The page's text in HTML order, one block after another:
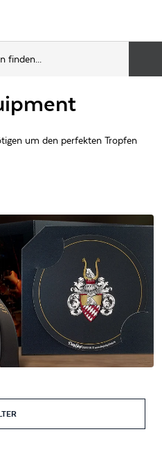
um den perfekten Tropfen